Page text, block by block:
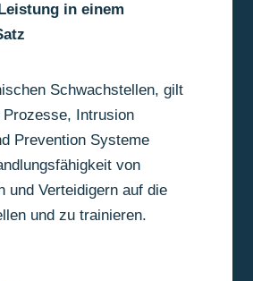
in einem
Schwachstellen, gilt
Intrusion
Prevention Systeme
von
und Verteidigern auf die
und zu trainieren.